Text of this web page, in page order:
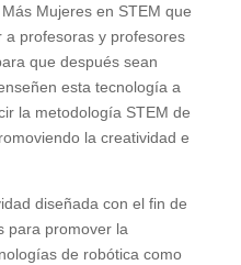
Mujeres en STEM que
a profesoras y profesores
que después sean
esta tecnología a
la metodología STEM de
la creatividad e
diseñada con el fin de
para promover la
de robótica como